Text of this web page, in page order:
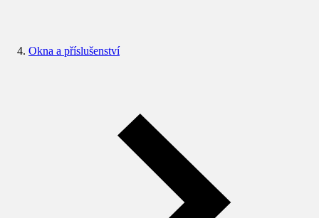
Okna a příslušenství